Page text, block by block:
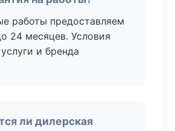
работы предоставляем
24 месяцев. Условия
и бренда
ли дилерская